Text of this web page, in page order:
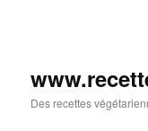
Des recettes